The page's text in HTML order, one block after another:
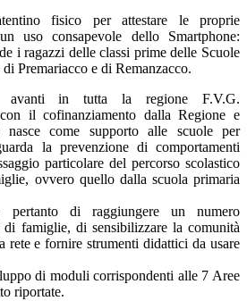
fisico per attestare le proprie
uso consapevole dello Smartphone:
i ragazzi delle classi prime delle Scuole
Premariacco e di Remanzacco.
in tutta la regione F.V.G.
il cofinanziamento dalla Regione e
come supporto alle scuole per
la prevenzione di comportamenti
particolare del percorso scolastico
ovvero quello dalla scuola primaria
di raggiungere un numero
famiglie, di sensibilizzare la comunità
rete e fornire strumenti didattici da usare
di moduli corrispondenti alle 7 Aree
riportate.